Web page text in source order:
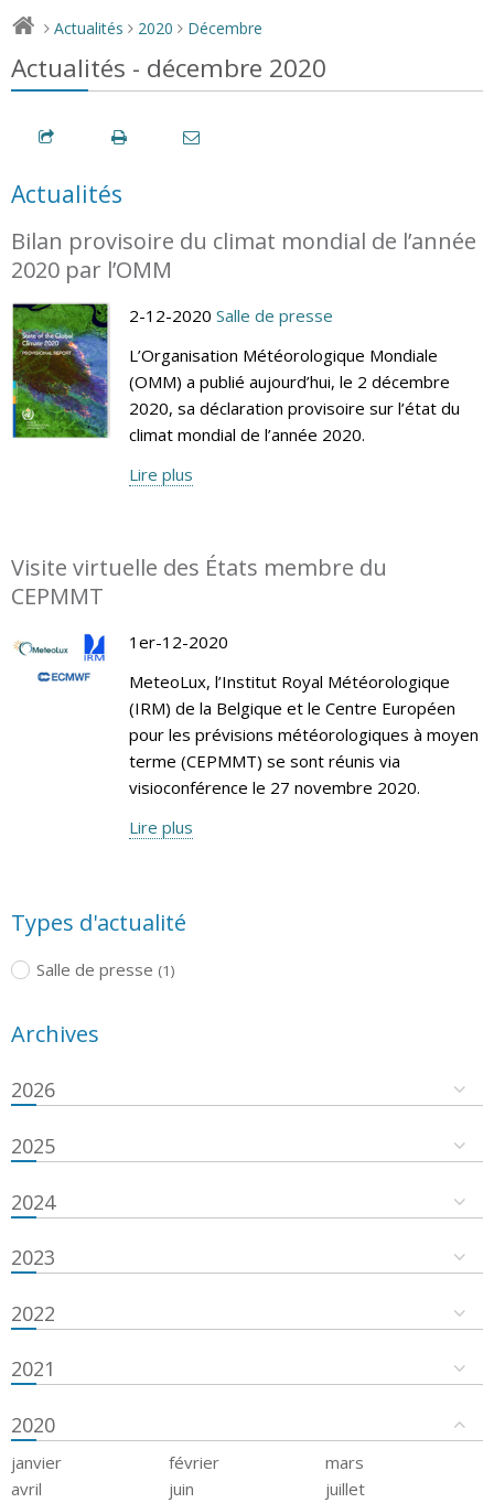
> Actualités > 2020 > Décembre
Actualités - décembre 2020
Actualités
Bilan provisoire du climat mondial de l’année
2020 par l’OMM
2-12-2020 Salle de presse
L’Organisation Météorologique Mondiale
(OMM) a publié aujourd’hui, le 2 décembre
2020, sa déclaration provisoire sur l’état du
climat mondial de l’année 2020.
Lire plus
Visite virtuelle des États membre du
CEPMMT
1er-12-2020
MeteoLux, l’Institut Royal Météorologique
(IRM) de la Belgique et le Centre Européen
pour les prévisions météorologiques à moyen
terme (CEPMMT) se sont réunis via
visioconférence le 27 novembre 2020.
Lire plus
Types d'actualité
Salle de presse (1)
Archives
2026
2025
2024
2023
2022
2021
2020
janvier février
mars
avril
juin
juillet